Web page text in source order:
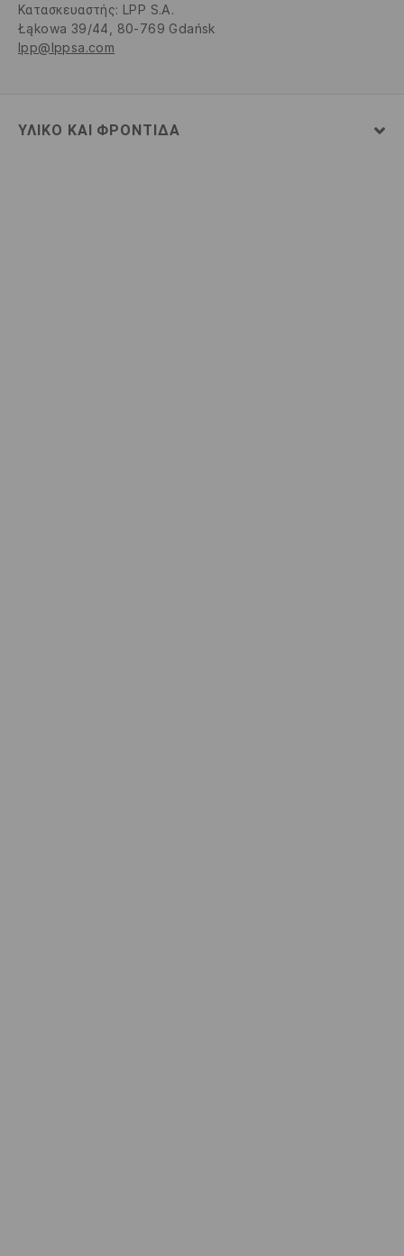
Κατασκευαστής: LPP S.A.
Łąkowa 39/44, 80-769 Gdańsk
lpp@lppsa.com
ΥΛΙΚΌ ΚΑΙ ΦΡΟΝΤΊΔΑ